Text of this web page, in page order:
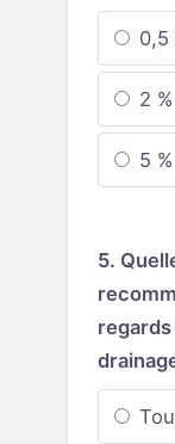
0,5
2
5
5.